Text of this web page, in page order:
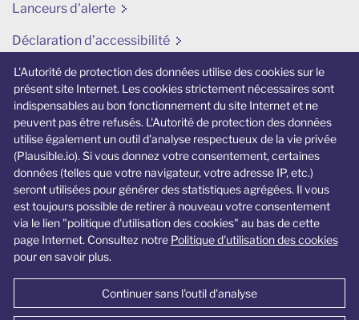
L'Autorité de protection des données utilise des cookies sur le
présent site Internet. Les cookies strictement nécessaires sont
indispensables au bon fonctionnement du site Internet et ne
peuvent pas être refusés. L'Autorité de protection des données
utilise également un outil d'analyse respectueux de la vie privée
(Plausible.io). Si vous donnez votre consentement, certaines
données (telles que votre navigateur, votre adresse IP, etc.)
seront utilisées pour générer des statistiques agrégées. Il vous
est toujours possible de retirer à nouveau votre consentement
via le lien "politique d'utilisation des cookies" au bas de cette
page Internet. Consultez notre Politique d'utilisation des cookies
pour en savoir plus.
Continuer sans l'outil d'analyse
Lanceurs d'alerte
Déclaration d’accessibilité
Modifier mes préférences en matière de cookies
Site internet lié
jedecide.be
Un site Internet spécifique dédié aux jeunes
et à la vie privée.
© Autorité de protection des données 2026